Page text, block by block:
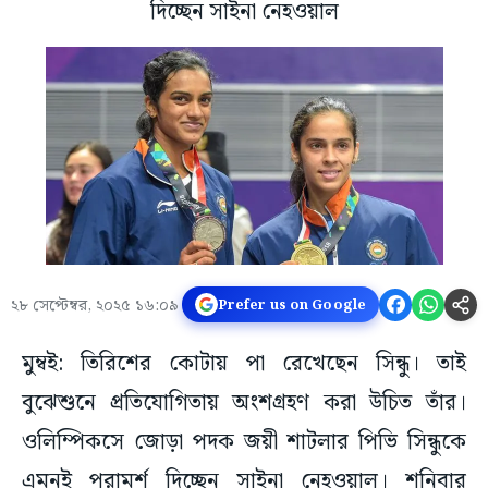
দিচ্ছেন সাইনা নেহওয়াল
২৮ সেপ্টেম্বর, ২০২৫ ১৬:০৯ Prefer us on Google
মুম্বই: তিরিশের কোটায় পা রেখেছেন সিন্ধু। তাই
বুঝেশুনে প্রতিযোগিতায় অংশগ্রহণ করা উচিত তাঁর।
ওলিম্পিকসে জোড়া পদক জয়ী শাটলার পিভি সিন্ধুকে